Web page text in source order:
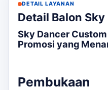
DETAIL LAYANAN
Detail Balon
Sky Dancer
Promosi yang
Pembukaan